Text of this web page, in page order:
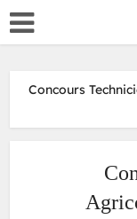
Concours